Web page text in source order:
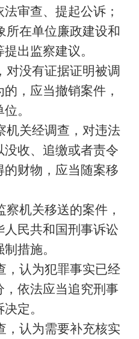
审查、提起公诉；
所在单位廉政建设和
出监察建议。
对没有证据证明被调
，应当撤销案件，
。
关经调查，对违法
收、追缴或者责令
财物，应当随案移
机关移送的案件，
人民共和国刑事诉讼
措施。
，认为犯罪事实已经
依法应当追究刑事
定。
，认为需要补充核实